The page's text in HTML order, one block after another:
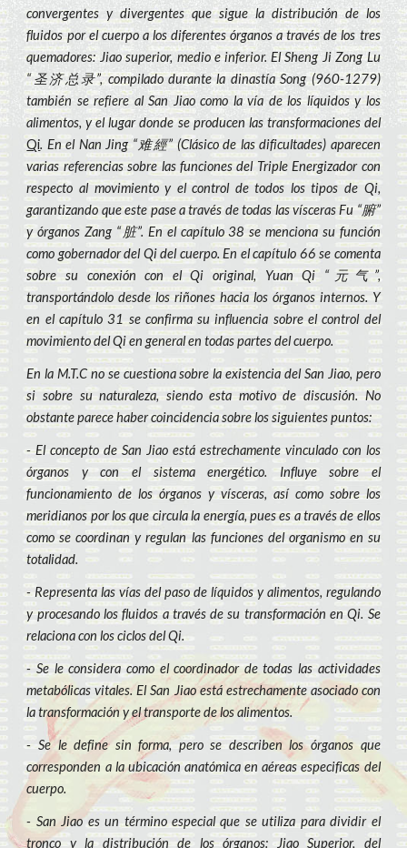
convergentes y divergentes que sigue la distribución de los
fluidos por el cuerpo a los diferentes órganos a través de los tres
quemadores: Jiao superior, medio e inferior. El Sheng Ji Zong Lu
“圣济总录”, compilado durante la dinastía Song (960-1279)
también se refiere al San Jiao como la vía de los líquidos y los
alimentos, y el lugar donde se producen las transformaciones del
Qi. En el Nan Jing “难經” (Clásico de las dificultades) aparecen
varias referencias sobre las funciones del Triple Energizador con
respecto al movimiento y el control de todos los tipos de Qi,
garantizando que este pase a través de todas las vísceras Fu “腑”
y órganos Zang “脏”. En el capítulo 38 se menciona su función
como gobernador del Qi del cuerpo. En el capítulo 66 se comenta
sobre su conexión con el Qi original, Yuan Qi “元气”,
transportándolo desde los riñones hacia los órganos internos. Y
en el capítulo 31 se confirma su influencia sobre el control del
movimiento del Qi en general en todas partes del cuerpo.
En la M.T.C no se cuestiona sobre la existencia del San Jiao, pero
si sobre su naturaleza, siendo esta motivo de discusión. No
obstante parece haber coincidencia sobre los siguientes puntos:
- El concepto de San Jiao está estrechamente vinculado con los
órganos y con el sistema energético. Influye sobre el
funcionamiento de los órganos y vísceras, así como sobre los
meridianos por los que circula la energía, pues es a través de ellos
como se coordinan y regulan las funciones del organismo en su
totalidad.
- Representa las vías del paso de líquidos y alimentos, regulando
y procesando los fluidos a través de su transformación en Qi. Se
relaciona con los ciclos del Qi.
- Se le considera como el coordinador de todas las actividades
metabólicas vitales. El San Jiao está estrechamente asociado con
la transformación y el transporte de los alimentos.
- Se le define sin forma, pero se describen los órganos que
corresponden a la ubicación anatómica en aéreas especificas del
cuerpo.
- San Jiao es un término especial que se utiliza para dividir el
tronco y la distribución de los órganos: Jiao Superior, del